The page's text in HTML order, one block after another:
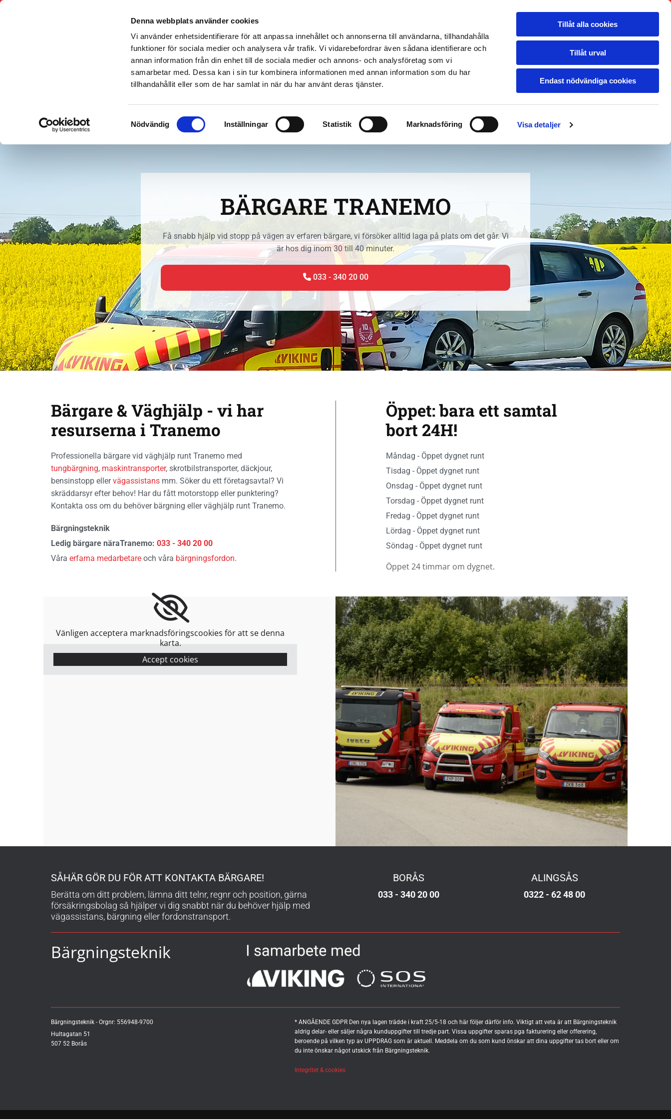
Denna webbplats använder cookies
Vi använder enhetsidentifierare för att anpassa innehållet och annonserna till användarna, tillhandahålla
funktioner för sociala medier och analysera vår trafik. Vi vidarebefordrar även sådana identifierare och
annan information från din enhet till de sociala medier och annons- och analysföretag som vi
samarbetar med. Dessa kan i sin tur kombinera informationen med annan information som du har
tillhandahållit eller som de har samlat in när du har använt deras tjänster.
Nödvändig Inställningar Statistik Marknadsföring Visa detaljer
Tillåt alla cookies
Tillåt urval
Endast nödvändiga cookies
TRANSPORT OM OSS
BÄRGARE TRANEMO
Få snabb hjälp vid stopp på vägen av erfaren bärgare, vi försöker alltid laga på plats om det går. Vi
är hos dig inom 30 till 40 minuter.
033 - 340 20 00
Bärgare & Väghjälp - vi har
resurserna i Tranemo
Professionella bärgare vid väghjälp runt Tranemo med
tungbärgning, maskintransporter, skrotbilstransporter, däckjour,
bensinstopp ellervägassistans mm. Söker du ett företagsavtal? Vi
skräddarsyr efter behov! Har du fått motorstopp eller punktering?
Kontakta oss om du behöver bärgning eller väghjälp runt Tranemo.
Bärgningsteknik
Ledig bärgare näraTranemo: 033 - 340 20 00
Våra erfarna medarbetare och våra bärgningsfordon.
Öppet: bara ett samtal
bort 24H!
Måndag - Öppet dygnet runt
Tisdag - Öppet dygnet runt
Onsdag - Öppet dygnet runt
Torsdag - Öppet dygnet runt
Fredag - Öppet dygnet runt
Lördag - Öppet dygnet runt
Söndag - Öppet dygnet runt
Öppet 24 timmar om dygnet.
Vänligen acceptera marknadsföringscookies för att se denna
karta.
Accept cookies
SÅHÄR GÖR DU FÖR ATT KONTAKTA BÄRGARE!
Berätta om ditt problem, lämna ditt telnr, regnr och position, gärna
försäkringsbolag så hjälper vi dig snabbt när du behöver hjälp med
vägassistans, bärgning eller fordonstransport.
BORÅS
033 - 340 20 00
ALINGSÅS
0322 - 62 48 00
Bärgningsteknik
Bärgningsteknik - Orgnr: 556948-9700
Hultagatan 51
507 52 Borås
* ANGÅENDE GDPR Den nya lagen trädde i kraft 25/5-18 och här följer därför info. Viktigt att veta är att Bärgningsteknik
aldrig delar- eller säljer några kunduppgifter till tredje part. Vissa uppgifter sparas pga fakturering eller offerering,
beroende på vilken typ av UPPDRAG som är aktuell. Meddela om du som kund önskar att dina uppgifter tas bort eller om
du inte önskar något utskick från Bärgningsteknik.
Integritet & cookies